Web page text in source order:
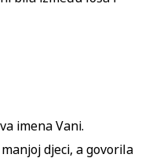
imena Vani.
djeci, a govorila